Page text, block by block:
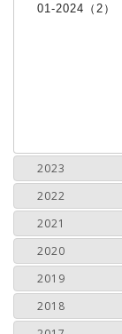
01-2024（2）
2023
2022
2021
2020
2019
2018